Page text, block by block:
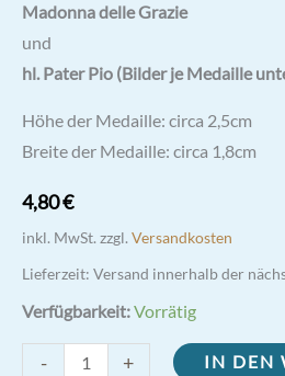
Madonna delle Grazie
und
hl. Pater Pio (Bilder je Medaille
Höhe der Medaille: circa 2,5cm
Breite der Medaille: circa 1,8cm
4,80€
inkl. MwSt. zzgl. Versandkosten
Lieferzeit: Versand innerhalb der
Verfügbarkeit:Vorrätig
-
Medaille
+ IN DEN